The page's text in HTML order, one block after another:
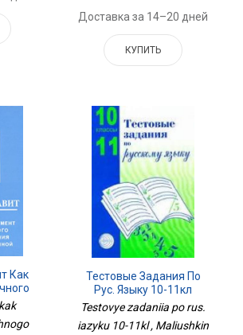
Доставка за 14–20 дней
КУПИТЬ
Как
Тестовые Задания По
Рус. Языку 10-11кл
Testovye zadaniia po rus.
iazyku 10-11kl , Maliushkin